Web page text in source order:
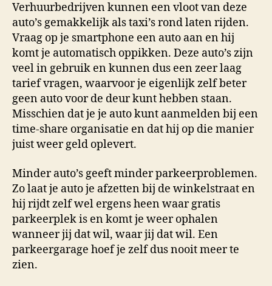
Verhuurbedrijven kunnen een vloot van deze
auto’s gemakkelijk als taxi’s rond laten rijden.
Vraag op je smartphone een auto aan en hij
komt je automatisch oppikken. Deze auto’s zijn
veel in gebruik en kunnen dus een zeer laag
tarief vragen, waarvoor je eigenlijk zelf beter
geen auto voor de deur kunt hebben staan.
Misschien dat je je auto kunt aanmelden bij een
time-share organisatie en dat hij op die manier
juist weer geld oplevert.
Minder auto’s geeft minder parkeerproblemen.
Zo laat je auto je afzetten bij de winkelstraat en
hij rijdt zelf wel ergens heen waar gratis
parkeerplek is en komt je weer ophalen
wanneer jij dat wil, waar jij dat wil. Een
parkeergarage hoef je zelf dus nooit meer te
zien.